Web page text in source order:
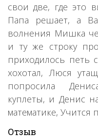
свои две, где это
Папа решает, а
волнения Мишка
и ту же строку
приходилось петь
хохотал, Люся
попросила
куплеты, и Денис
математике, Учится
Отзыв